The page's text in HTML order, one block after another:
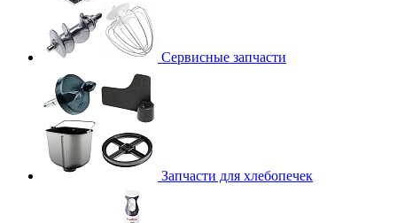
Сервисные запчасти
Запчасти для хлебопечек